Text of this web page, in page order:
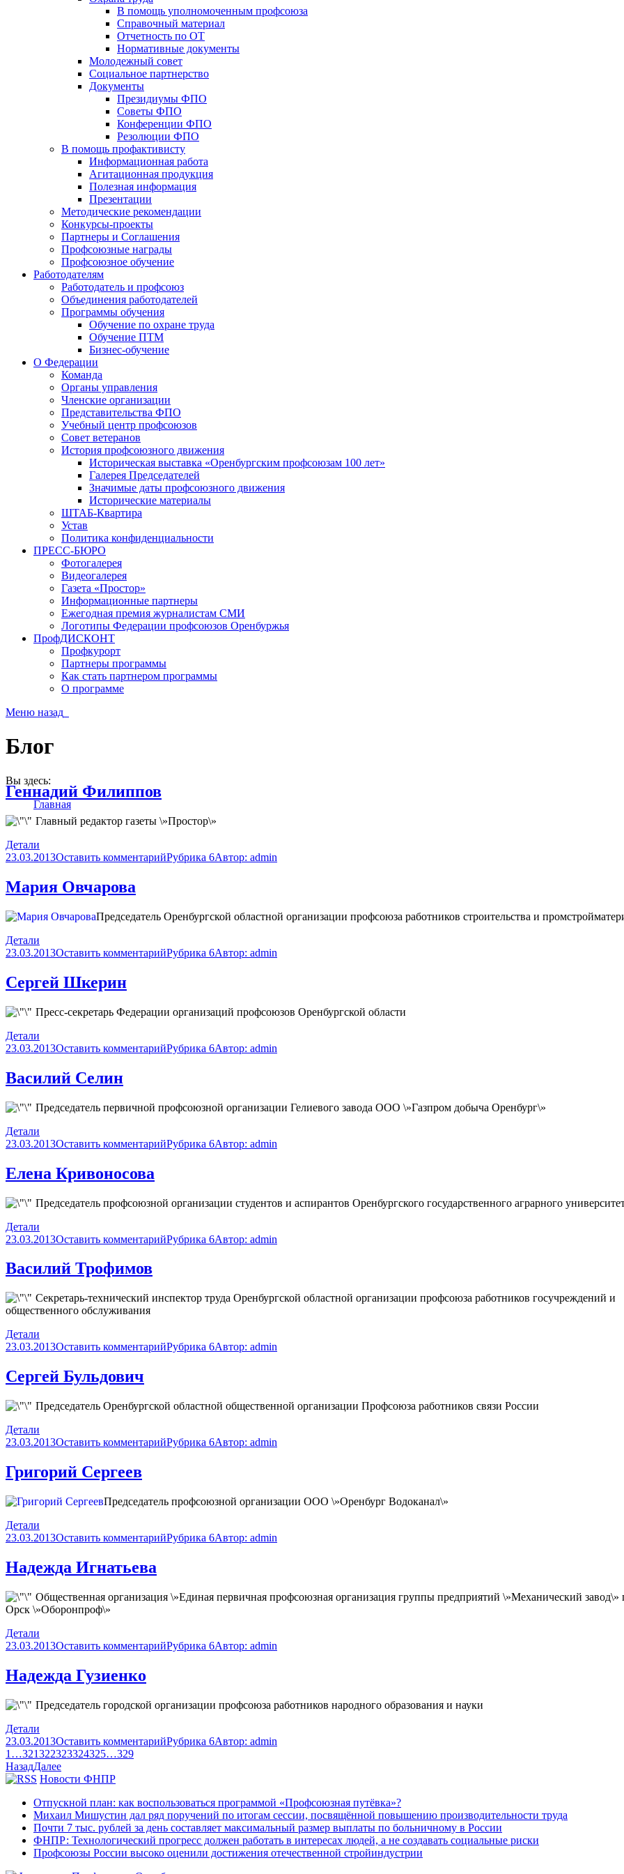
В помощь уполномоченным профсоюза
Справочный материал
Отчетность по ОТ
Нормативные документы
Молодежный совет
Социальное партнерство
Документы
Президиумы ФПО
Советы ФПО
Конференции ФПО
Резолюции ФПО
В помощь профактивисту
Информационная работа
Агитационная продукция
Полезная информация
Презентации
Методические рекомендации
Конкурсы-проекты
Партнеры и Соглашения
Профсоюзные награды
Профсоюзное обучение
Работодателям
Работодатель и профсоюз
Объединения работодателей
Программы обучения
Обучение по охране труда
Обучение ПТМ
Бизнес-обучение
О Федерации
Команда
Органы управления
Членские организации
Представительства ФПО
Учебный центр профсоюзов
Совет ветеранов
История профсоюзного движения
Историческая выставка «Оренбургским профсоюзам 100 лет»
Галерея Председателей
Значимые даты профсоюзного движения
Исторические материалы
ШТАБ-Квартира
Устав
Политика конфиденциальности
ПРЕСС-БЮРО
Фотогалерея
Видеогалерея
Газета «Простор»
Информационные партнеры
Ежегодная премия журналистам СМИ
Логотипы Федерации профсоюзов Оренбуржья
ПрофДИСКОНТ
Профкурорт
Партнеры программы
Как стать партнером программы
О программе
Меню назад
Блог
Вы здесь:
Главная
Геннадий Филиппов
Главный редактор газеты \»Простор\»
Детали
23.03.2013Оставить комментарийРубрика 6Автор: admin
Мария Овчарова
Председатель Оренбургской областной организации профсоюза работников строительства и
Детали
23.03.2013Оставить комментарийРубрика 6Автор: admin
Сергей Шкерин
Пресс-секретарь Федерации организаций профсоюзов Оренбургской области
Детали
23.03.2013Оставить комментарийРубрика 6Автор: admin
Василий Селин
Председатель первичной профсоюзной организации Гелиевого завода ООО \»Газпром добыча Оренбург\»
Детали
23.03.2013Оставить комментарийРубрика 6Автор: admin
Елена Кривоносова
Председатель профсоюзной организации студентов и аспирантов Оренбургского государственного аграрного
Детали
23.03.2013Оставить комментарийРубрика 6Автор: admin
Василий Трофимов
Секретарь-технический инспектор труда Оренбургской областной организации профсоюза работников госучреждений и
общественного обслуживания
Детали
23.03.2013Оставить комментарийРубрика 6Автор: admin
Сергей Бульдович
Председатель Оренбургской областной общественной организации Профсоюза работников связи России
Детали
23.03.2013Оставить комментарийРубрика 6Автор: admin
Григорий Сергеев
Председатель профсоюзной организации ООО \»Оренбург Водоканал\»
Детали
23.03.2013Оставить комментарийРубрика 6Автор: admin
Надежда Игнатьева
Общественная организация \»Единая первичная профсоюзная организация группы предприятий \»Механический завод\»
Орск \»Оборонпроф\»
Детали
23.03.2013Оставить комментарийРубрика 6Автор: admin
Надежда Гузиенко
Председатель городской организации профсоюза работников народного образования и науки
Детали
23.03.2013Оставить комментарийРубрика 6Автор: admin
1 …321322323324325…329
НазадДалее
Новости ФНПР
Отпускной план: как воспользоваться программой «Профсоюзная путёвка»?
Михаил Мишустин дал ряд поручений по итогам сессии, посвящённой повышению производительности труда
Почти 7 тыс. рублей за день составляет максимальный размер выплаты по больничному в России
ФНПР: Технологический прогресс должен работать в интересах людей, а не создавать социальные риски
Профсоюзы России высоко оценили достижения отечественной стройиндустрии